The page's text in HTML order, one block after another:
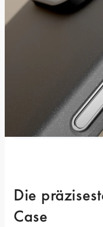
Die
Case